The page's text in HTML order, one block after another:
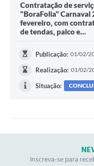
Contratação de
"BoraFolia" Carnaval
fevereiro, com
de tendas, palco e...
Publicação: 01/02/
Realização: 01/02/
Situação:
Inscreva-se para